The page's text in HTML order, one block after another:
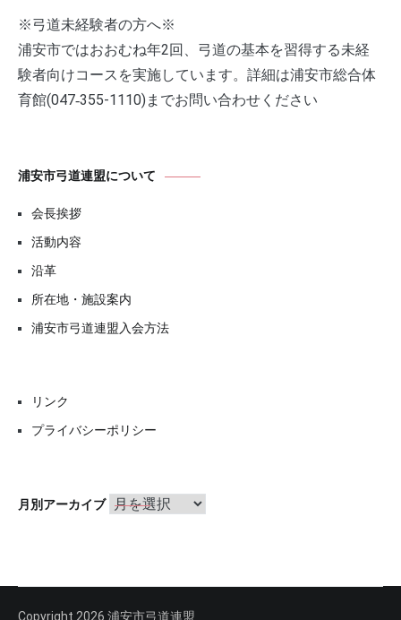
※弓道未経験者の方へ※
浦安市ではおおむね年2回、弓道の基本を習得する未経
験者向けコースを実施しています。詳細は浦安市総合体
育館(047‐355-1110)までお問い合わせください
浦安市弓道連盟について
会長挨拶
活動内容
沿革
所在地・施設案内
浦安市弓道連盟入会方法
リンク
プライバシーポリシー
月別アーカイブ 月
ブ
Copyright 2026 浦安市弓道連盟